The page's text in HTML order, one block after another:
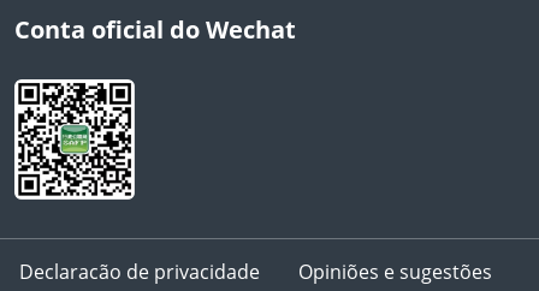
Conta oficial do Wechat
Declaracão de privacidade Opiniões e sugestões